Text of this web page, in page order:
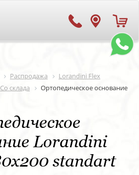
Распродажа
Lorandini Flex
Со склада Ортопедическое основание
Lorandini
standart